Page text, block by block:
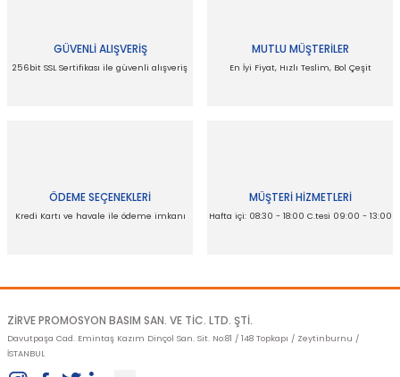
Ürün resmi kalitesiz, bozuk veya görüntülenemiyor.
GÜVENLİ ALIŞVERİŞ
256bit SSL Sertifikası ile güvenli alışveriş
MUTLU MÜŞTERİLER
En İyi Fiyat, Hızlı Teslim, Bol Çeşit
ÖDEME SEÇENEKLERİ
Kredi Kartı ve havale ile ödeme imkanı
MÜŞTERİ HİZMETLERİ
Hafta içi: 08:30 - 18:00 C.tesi 09:00 - 13:00
ZİRVE PROMOSYON BASIM SAN. VE TİC. LTD. ŞTİ.
Davutpaşa Cad. Emintaş Kazım Dinçol San. Sit. No:81 / 148 Topkapı / Zeytinburnu /
İSTANBUL